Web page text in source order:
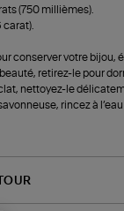
(750 millièmes).
conserver votre bijou,
beauté, retirez-le pour
nettoyez-le
rincez à